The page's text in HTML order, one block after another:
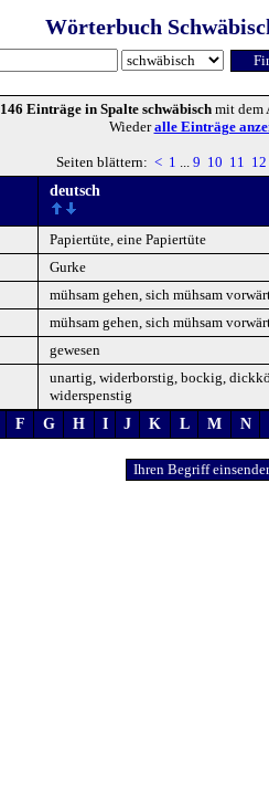
Wörterbuch
146 Einträge in Spalte schwäbischmit dem
Wiederalle Einträge
Seiten blättern: < 1 ... 9 10 11 12
deutsch
Papiertüte, eine Papiertüte
Gurke
mühsam gehen, sich mühsam
mühsam gehen, sich mühsam
gewesen
unartig, widerborstig, bockig,
widerspenstig
F G H I J K L M N